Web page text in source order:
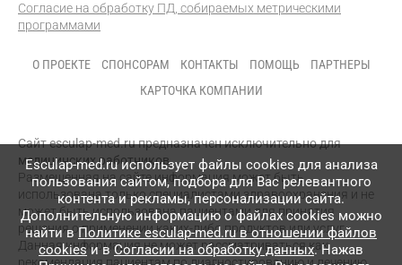
Согласие на обработку ПД, собираемых метрическими
программами
О ПРОЕКТЕ СПОНСОРАМ КОНТАКТЫ ПОМОЩЬ
ПАРТНЕРЫ
КАРТОЧКА КОМПАНИИ
Сайт esculap-med.ru предназначен исключительно для
медицинских работников.
Размещенная на сайте информация может быть
использована только специалистами здравоохранения и не
может быть использована пациентами для принятия
решения о применении каких-либо продуктов или услуг.
Данная информация не может рассматриваться как
Esculap-med.ru использует файлы сookies для анализа
пользования сайтом, подбора для Вас релевантного
контента и рекламы, персонализации сайта.
Дополнительную информацию о файлах cookies можно
найти вПолитике esculap-med.ru в отношении файлов
cookiesи вСогласии на обработку данных. Нажав